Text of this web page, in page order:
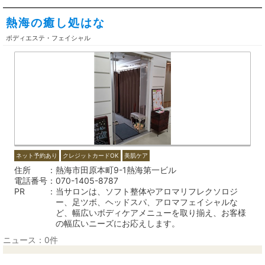
熱海の癒し処はな
ボディエステ・フェイシャル
ネット予約あり クレジットカードOK 美肌ケア
住所
熱海市田原本町9-1熱海第一ビル
電話番号
070-1405-8787
PR
当サロンは、ソフト整体やアロマリフレクソロジ
ー、足ツボ、ヘッドスパ、アロマフェイシャルな
ど、幅広いボディケアメニューを取り揃え、お客様
の幅広いニーズにお応えします。
ニュース：0件